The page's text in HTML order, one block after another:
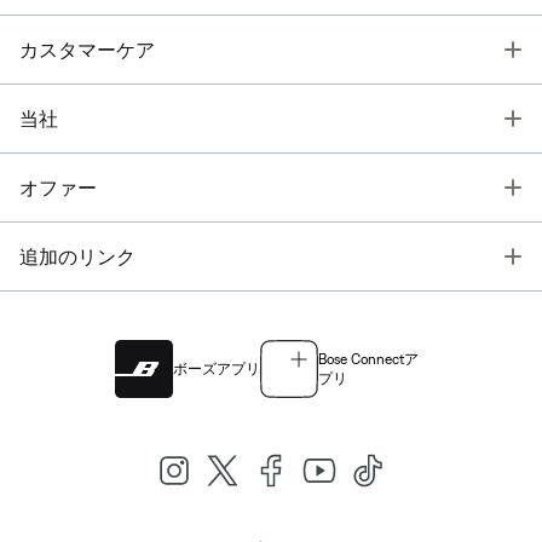
カスタマーケア
当社
オファー
追加のリンク
ボーズアプリ
Bose Connectア
プリ